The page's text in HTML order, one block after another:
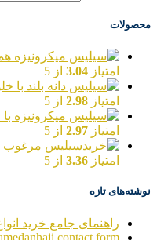
محصولات
امتیاز 3.04 از 5
امتیاز 2.98 از 5
امتیاز 2.97 از 5
امتیاز 3.36 از 5
نوشته‌های تازه
راهنمای جامع خرید
contact form